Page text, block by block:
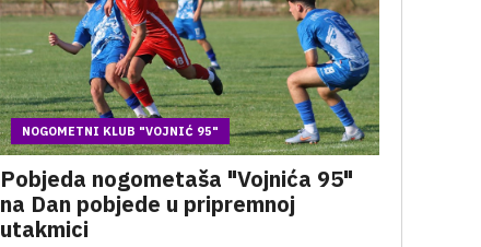
NOGOMETNI KLUB "VOJNIĆ 95"
Pobjeda nogometaša "Vojnića 95"
na Dan pobjede u pripremnoj
utakmici